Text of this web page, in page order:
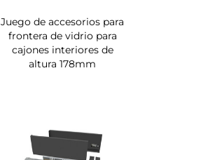
Juego de accesorios para
frontera de vidrio para
cajones interiores de
altura 178mm